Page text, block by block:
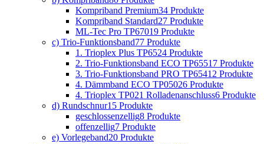
Kompriband Premium34 Produkte
Kompriband Standard27 Produkte
ML-Tec Pro TP67019 Produkte
c) Trio-Funktionsband77 Produkte
1. Trioplex Plus TP6524 Produkte
2. Trio-Funktionsband ECO TP65517 Produkte
3. Trio-Funktionsband PRO TP65412 Produkte
4. Dämmband ECO TP05026 Produkte
4. Trioplex TP021 Rolladenanschluss6 Produkte
d) Rundschnur15 Produkte
geschlossenzellig8 Produkte
offenzellig7 Produkte
e) Vorlegeband20 Produkte